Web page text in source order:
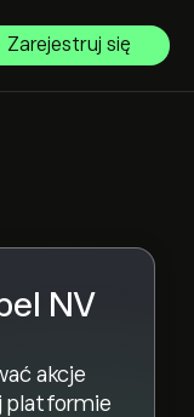
Zarejestruj się
NV
akcje
platformie